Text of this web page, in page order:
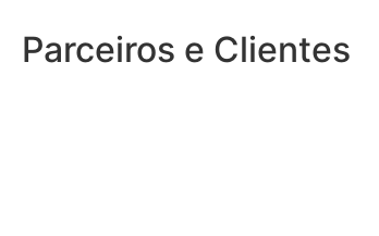
Parceiros e Clientes